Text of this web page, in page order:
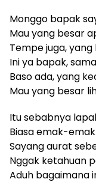
Monggo bapak
Mau yang besar
Tempe juga,
Ini ya bapak,
Baso ada, yang
Mau yang besar
Itu sebabnya
Biasa emak-
Sayang aurat
Nggak ketahuan
Aduh bagaimana